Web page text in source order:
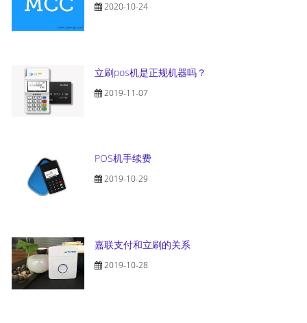
2020-10-24
立刷pos机是正规机器吗？
2019-11-07
POS机手续费
2019-10-29
嘉联支付和立刷的关系
2019-10-28